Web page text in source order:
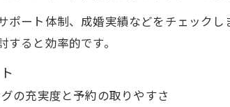
ポート体制、成婚実績などをチェック
ると効率的です。
の充実度と予約の取りやすさ